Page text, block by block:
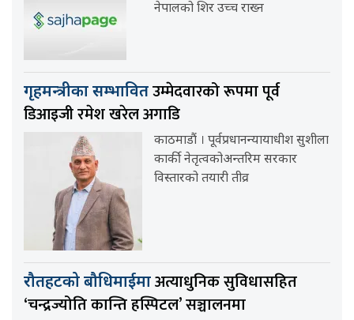
नेपालको शिर उच्च राख्न
गृहमन्त्रीका सम्भावितउम्मेदवारको रूपमा पूर्व
डिआइजी रमेश खरेल अगाडि
काठमाडौं । पूर्वप्रधानन्यायाधीश सुशीला
कार्की नेतृत्वकोअन्तरिम सरकार
विस्तारको तयारी तीव्र
रौतहटको बौधिमाईमाअत्याधुनिक सुविधासहित
‘चन्द्रज्योति कान्ति हस्पिटल’ सञ्चालनमा